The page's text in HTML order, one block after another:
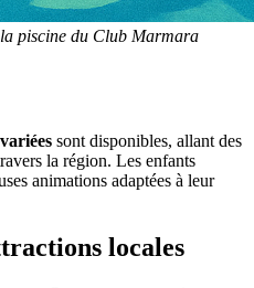
piscine du Club Marmara
sont disponibles, allant des
la région. Les enfants
animations adaptées à leur
locales